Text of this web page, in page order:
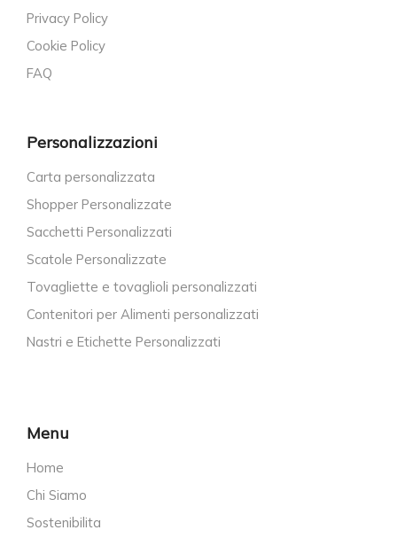
Privacy Policy
Cookie Policy
FAQ
Personalizzazioni
Carta personalizzata
Shopper Personalizzate
Sacchetti Personalizzati
Scatole Personalizzate
Tovagliette e tovaglioli personalizzati
Contenitori per Alimenti personalizzati
Nastri e Etichette Personalizzati
Menu
Home
Chi Siamo
Sostenibilita